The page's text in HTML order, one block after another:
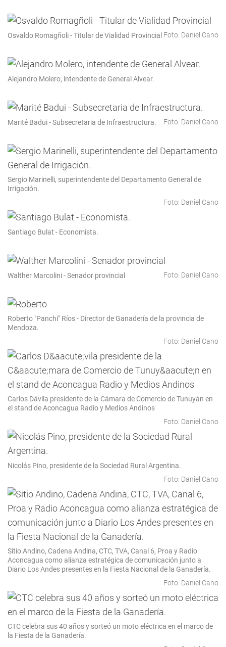
Osvaldo Romagñoli - Titular de Vialidad Provincial Foto: Daniel Cano
Alejandro Molero, intendente de General Alvear.
Marité Badui - Subsecretaria de Infraestructura. Foto: Daniel Cano
Sergio Marinelli, superintendente del Departamento General de
Irrigación.
Foto: Daniel Cano
Santiago Bulat - Economista.
Walther Marcolini - Senador provincial Foto: Daniel Cano
Roberto "Panchi" Ríos - Director de Ganadería de la provincia de
Mendoza.
Foto: Daniel Cano
Carlos Dávila presidente de la Cámara de Comercio de Tunuyán en
el stand de Aconcagua Radio y Medios Andinos
Foto: Daniel Cano
Nicolás Pino, presidente de la Sociedad Rural Argentina.
Foto: Daniel Cano
Sitio Andino, Cadena Andina, CTC, TVA, Canal 6, Proa y Radio
Aconcagua como alianza estratégica de comunicación junto a
Diario Los Andes presentes en la Fiesta Nacional de la Ganadería.
Foto: Daniel Cano
CTC celebra sus 40 años y sorteó un moto eléctrica en el marco de
la Fiesta de la Ganadería.